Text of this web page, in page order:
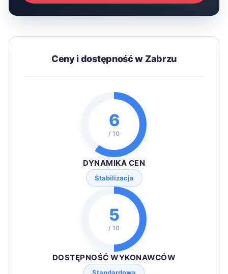
Ceny i dostępność w Zabrzu
6
/ 10
DYNAMIKA CEN
Stabilizacja
5
/ 10
DOSTĘPNOŚĆ WYKONAWCÓW